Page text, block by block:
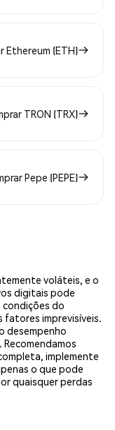
Ethereum (ETH)
TRON (TRX)
Pepe (PEPE)
voláteis, e o
digitais pode
do
imprevisíveis.
desempenho
implemente
o que pode
quaisquer perdas